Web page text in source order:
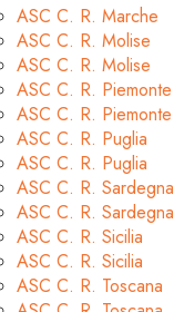
ASC C. R. Marche
ASC C. R. Molise
ASC C. R. Molise
ASC C. R. Piemonte
ASC C. R. Piemonte
ASC C. R. Puglia
ASC C. R. Puglia
ASC C. R. Sardegna
ASC C. R. Sardegna
ASC C. R. Sicilia
ASC C. R. Sicilia
ASC C. R. Toscana